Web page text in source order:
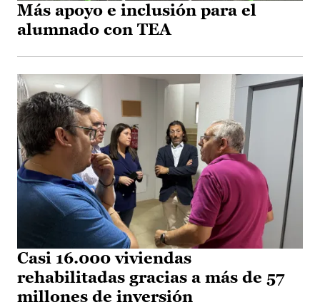
Más apoyo e inclusión para el
alumnado con TEA
Casi 16.000 viviendas
rehabilitadas gracias a más de 57
millones de inversión